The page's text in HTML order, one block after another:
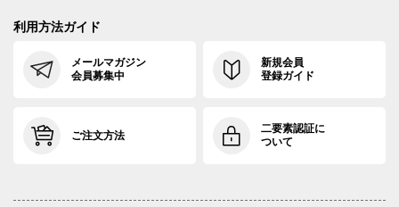
利用方法ガイド
メールマガジン
会員募集中
新規会員
登録ガイド
ご注文方法
二要素認証に
ついて